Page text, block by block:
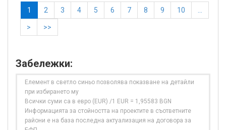
1 2 3 4 5 6 7 8 9 10
> >>
Забележки:
Елемент в светло синьо позволява показване на детайли
при избирането му
Всички суми са в евро (EUR) /1 EUR = 1,95583 BGN
Информацията за стойността на проектите в съответните
райони е на база последна актуализация на договора за